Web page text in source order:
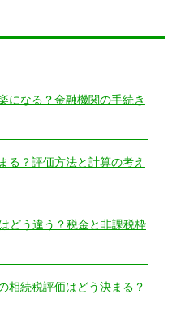
になる？金融機関の手続き
る？評価方法と計算の考え
どう違う？税金と非課税枠
相続税評価はどう決まる？